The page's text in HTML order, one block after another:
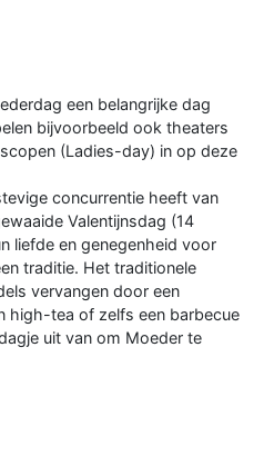
een belangrijke dag
bijvoorbeeld ook theaters
(Ladies-day) in op deze
concurrentie heeft van
Valentijnsdag (14
liefde en genegenheid voor
traditie. Het traditionele
vervangen door een
high-tea of zelfs een barbecue
uit van om Moeder te